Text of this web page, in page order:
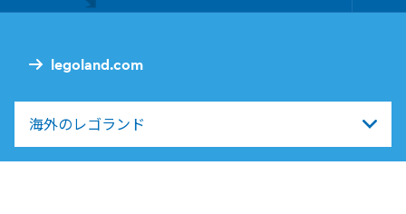
legoland.com
海外のレゴランド